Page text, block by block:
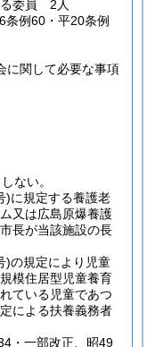
る委員 2人
例60・平20条例
に関して必要な事項
ない。
)に規定する養護老
又は広島原爆養護
長が当該施設の長
)の規定により児童
模住居型児童養育
ている児童であつ
による扶養義務者
・一部改正、昭49